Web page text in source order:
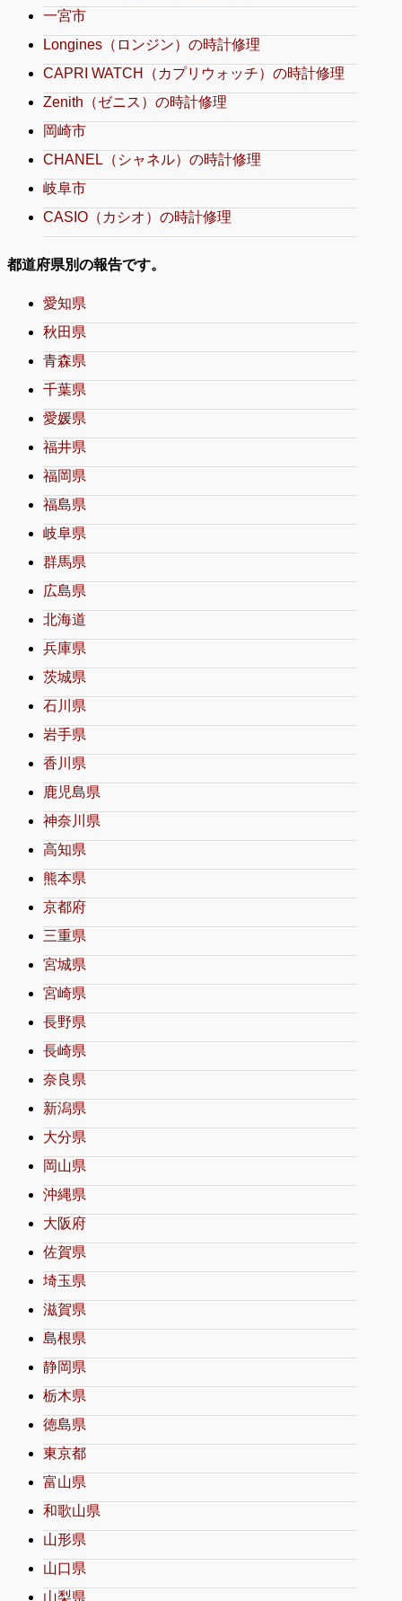
一宮市
Longines（ロンジン）の時計修理
CAPRI WATCH（カプリウォッチ）の時計修理
Zenith（ゼニス）の時計修理
岡崎市
CHANEL（シャネル）の時計修理
岐阜市
CASIO（カシオ）の時計修理
都道府県別の報告です。
愛知県
秋田県
青森県
千葉県
愛媛県
福井県
福岡県
福島県
岐阜県
群馬県
広島県
北海道
兵庫県
茨城県
石川県
岩手県
香川県
鹿児島県
神奈川県
高知県
熊本県
京都府
三重県
宮城県
宮崎県
長野県
長崎県
奈良県
新潟県
大分県
岡山県
沖縄県
大阪府
佐賀県
埼玉県
滋賀県
島根県
静岡県
栃木県
徳島県
東京都
富山県
和歌山県
山形県
山口県
山梨県